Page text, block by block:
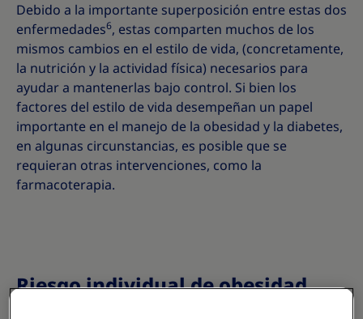
Debido a la importante superposición entre estas dos
enfermedades6, estas comparten muchos de los
mismos cambios en el estilo de vida, (concretamente,
la nutrición y la actividad física) necesarios para
ayudar a mantenerlas bajo control. Si bien los
factores del estilo de vida desempeñan un papel
importante en el manejo de la obesidad y la diabetes,
en algunas circunstancias, es posible que se
requieran otras intervenciones, como la
farmacoterapia.
Riesgo individual de obesidad